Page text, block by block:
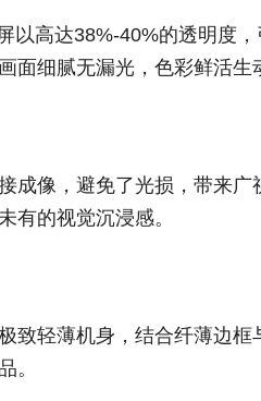
以高达38%-40%的透明度
面细腻无漏光，色彩鲜活生
成像，避免了光损，带来
有的视觉沉浸感。
致轻薄机身，结合纤薄边
。